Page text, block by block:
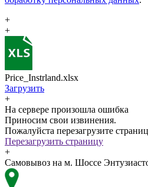
+
+
Price_Instrland.xlsx
Загрузить
+
На сервере произошла ошибка
Приносим свои извинения.
Пожалуйста перезагрузите
Перезагрузить страницу
+
Самовывоз на м. Шоссе